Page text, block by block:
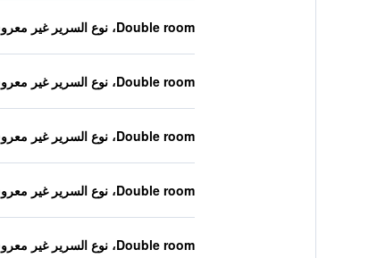
Double room، نوع السرير غير معروف
Double room، نوع السرير غير معروف
Double room، نوع السرير غير معروف
Double room، نوع السرير غير معروف
Double room، نوع السرير غير معروف